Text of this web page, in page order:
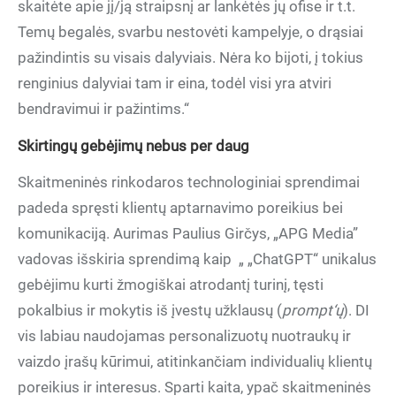
skaitėte apie jį/ją straipsnį ar lankėtės jų ofise ir t.t.
Temų begalės, svarbu nestovėti kampelyje, o drąsiai
pažindintis su visais dalyviais. Nėra ko bijoti, į tokius
renginius dalyviai tam ir eina, todėl visi yra atviri
bendravimui ir pažintims.“
Skirtingų gebėjimų nebus per daug
Skaitmeninės rinkodaros technologiniai sprendimai
padeda spręsti klientų aptarnavimo poreikius bei
komunikaciją. Aurimas Paulius Girčys, „APG Media”
vadovas išskiria sprendimą kaip „ „ChatGPT“ unikalus
gebėjimu kurti žmogiškai atrodantį turinį, tęsti
pokalbius ir mokytis iš įvestų užklausų (prompt‘ų). DI
vis labiau naudojamas personalizuotų nuotraukų ir
vaizdo įrašų kūrimui, atitinkančiam individualių klientų
poreikius ir interesus. Sparti kaita, ypač skaitmeninės